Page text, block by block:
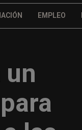
EMPLEO